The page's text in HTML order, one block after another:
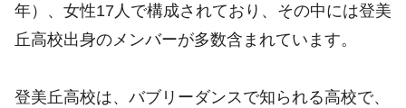
年）、女性17人で構成されており、その中には登美
丘高校出身のメンバーが多数含まれています。
登美丘高校は、バブリーダンスで知られる高校で、